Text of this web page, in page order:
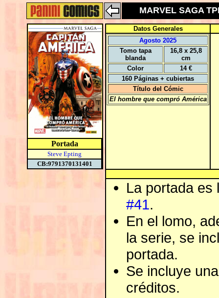
MARVEL SAGA
Portada
Steve Epting
CB:9791370131401
Datos Generales
Agosto 2025
Tomo tapa
blanda
16,8 x 25,8
cm
Color
14 €
160 Páginas + cubiertas
Título del Cómic
El hombre que compró América
La portada
#41.
En el lomo,
la serie, se
portada.
Se incluye
créditos.